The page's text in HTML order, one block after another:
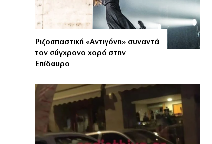
Ριζοσπαστική «Αντιγόνη» συναντά
τον σύγχρονο χορό στην
Επίδαυρο